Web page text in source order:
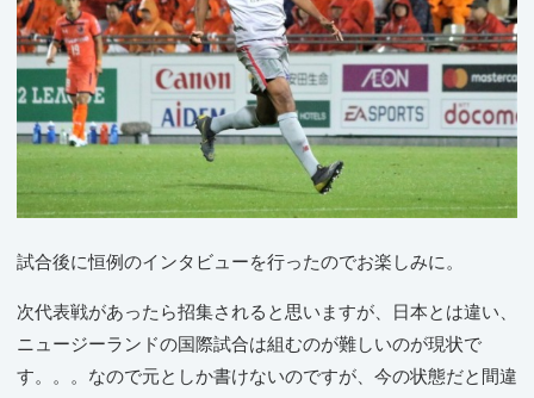
試合後に恒例のインタビューを行ったのでお楽しみに。
次代表戦があったら招集されると思いますが、日本とは違い、
ニュージーランドの国際試合は組むのが難しいのが現状で
す。。。なので元としか書けないのですが、今の状態だと間違